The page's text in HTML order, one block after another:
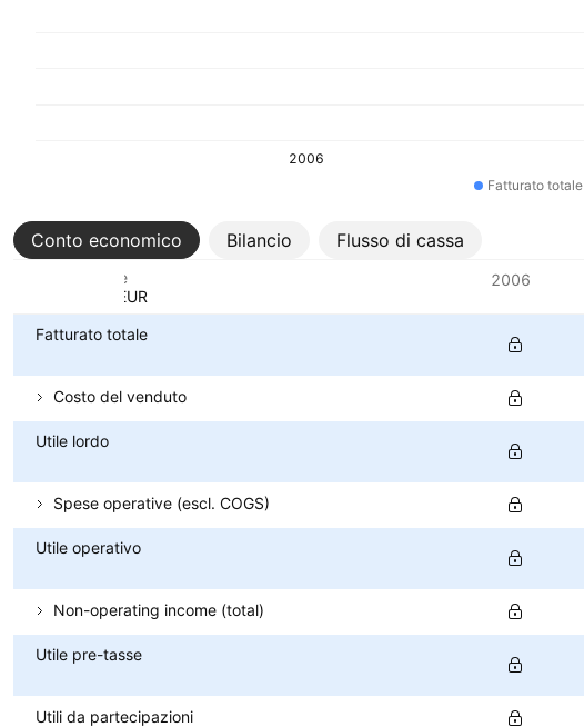
2006
Fatturato totale
Conto economico Bilancio Flusso di cassa
Metriche
Valuta: EUR
2006
Fatturato totale
Costo del venduto
Utile lordo
Spese operative (escl. COGS)
Utile operativo
Non-operating income (total)
Utile pre-tasse
Utili da partecipazioni